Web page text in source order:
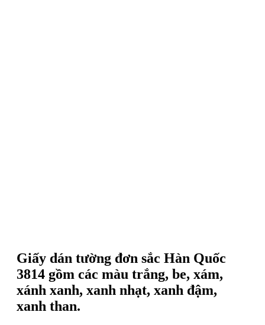
Giấy dán tường đơn sắc Hàn Quốc
3814 gồm các màu trắng, be, xám,
xánh xanh, xanh nhạt, xanh đậm,
xanh than.